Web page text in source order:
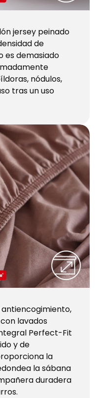
jersey peinado
de
es demasiado
nódulos,
tras un uso
lavados
Perfect-Fit
y de
la
la sábana
duradera